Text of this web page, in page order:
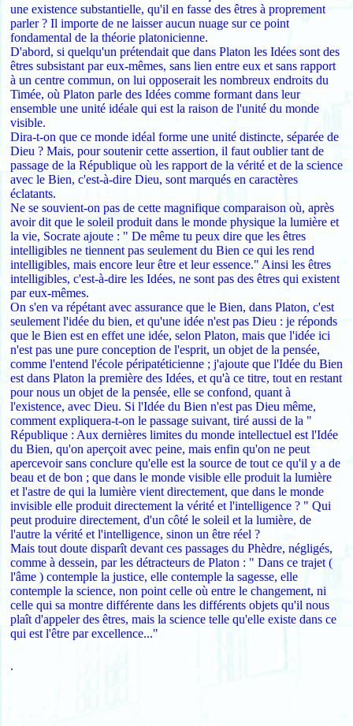
une existence substantielle, qu'il en fasse des êtres à proprement
parler ? Il importe de ne laisser aucun nuage sur ce point
fondamental de la théorie platonicienne.
D'abord, si quelqu'un prétendait que dans Platon les Idées sont des
êtres subsistant par eux-mêmes, sans lien entre eux et sans rapport
à un centre commun, on lui opposerait les nombreux endroits du
Timée, où Platon parle des Idées comme formant dans leur
ensemble une unité idéale qui est la raison de l'unité du monde
visible.
Dira-t-on que ce monde idéal forme une unité distincte, séparée de
Dieu ? Mais, pour soutenir cette assertion, il faut oublier tant de
passage de la République où les rapport de la vérité et de la science
avec le Bien, c'est-à-dire Dieu, sont marqués en caractères
éclatants.
Ne se souvient-on pas de cette magnifique comparaison où, après
avoir dit que le soleil produit dans le monde physique la lumière et
la vie, Socrate ajoute : " De même tu peux dire que les êtres
intelligibles ne tiennent pas seulement du Bien ce qui les rend
intelligibles, mais encore leur être et leur essence." Ainsi les êtres
intelligibles, c'est-à-dire les Idées, ne sont pas des êtres qui existent
par eux-mêmes.
On s'en va répétant avec assurance que le Bien, dans Platon, c'est
seulement l'idée du bien, et qu'une idée n'est pas Dieu : je réponds
que le Bien est en effet une idée, selon Platon, mais que l'idée ici
n'est pas une pure conception de l'esprit, un objet de la pensée,
comme l'entend l'école péripatéticienne ; j'ajoute que l'Idée du Bien
est dans Platon la première des Idées, et qu'à ce titre, tout en restant
pour nous un objet de la pensée, elle se confond, quant à
l'existence, avec Dieu. Si l'Idée du Bien n'est pas Dieu même,
comment expliquera-t-on le passage suivant, tiré aussi de la "
République : Aux dernières limites du monde intellectuel est l'Idée
du Bien, qu'on aperçoit avec peine, mais enfin qu'on ne peut
apercevoir sans conclure qu'elle est la source de tout ce qu'il y a de
beau et de bon ; que dans le monde visible elle produit la lumière
et l'astre de qui la lumière vient directement, que dans le monde
invisible elle produit directement la vérité et l'intelligence ? " Qui
peut produire directement, d'un côté le soleil et la lumière, de
l'autre la vérité et l'intelligence, sinon un être réel ?
Mais tout doute disparît devant ces passages du Phèdre, négligés,
comme à dessein, par les détracteurs de Platon : " Dans ce trajet (
l'âme ) contemple la justice, elle contemple la sagesse, elle
contemple la science, non point celle où entre le changement, ni
celle qui sa montre différente dans les différents objets qu'il nous
plaît d'appeler des êtres, mais la science telle qu'elle existe dans ce
qui est l'être par excellence..."
.